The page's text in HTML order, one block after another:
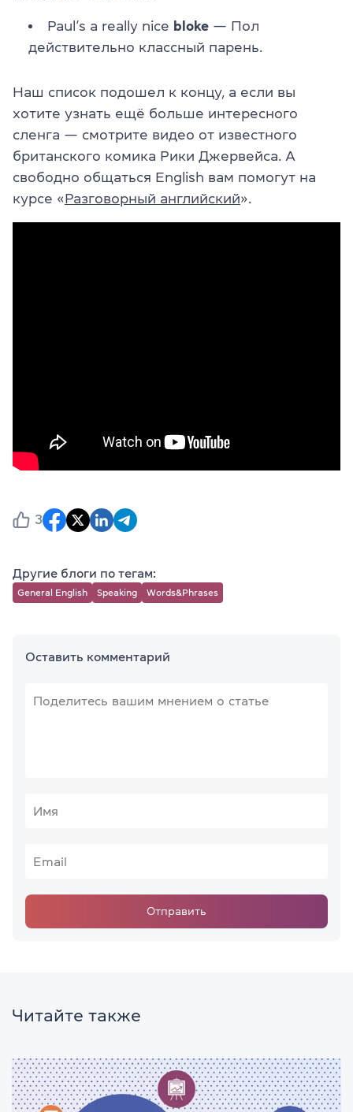
Paul’s a really nice bloke — Пол
действительно классный парень.
Наш список подошел к концу, а если вы
хотите узнать ещё больше интересного
сленга — смотрите видео от известного
британского комика Рики Джервейса. А
свободно общаться English вам помогут на
курсе «Разговорный английский».
3
Другие блоги по тегам:
General English Speaking Words&Phrases
Оставить комментарий
Отправить
Читайте также